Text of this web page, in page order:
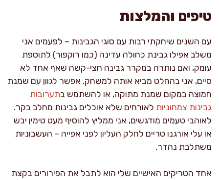
טיפים והמלצות
עם השנים שיחקתי רבות עם סוגי הגבינות – לפעמים אני
משלב אפילו גבינת כחולה עדינה (כמו רוקפור) לתוספת
עומק, ואם נותרה במקרר גבינה חצי-קשה שאף אחד לא
סיים, אני בהחלט מביא אותה למשחק. אפשר לגוון עם שמנת
חמוצה במקום שמנת מתוקה, או להשתמש בתערובות
גבינות צמחוניות לאורחים שלא אוכלים גבינות מחלב בקר.
לאוהבי טעמים מודגשים, אני ממליץ להוסיף מעט טימין יבש
או עלי אורגנו טריים לחלק העליון לפני אפייה – העשבוניות
משתלבת נהדר.
אחד הטריקים האישיים שלי הוא לתבל את הפירורים בקצת